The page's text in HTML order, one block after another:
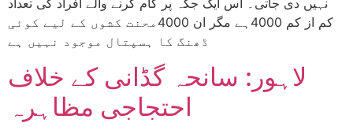
نہیں دی جاتی۔ اس ایک جگہ پر کام کرنے والے افراد کی تعداد
کم از کم 4000ہے مگر ان 4000محنت کشوں کے لیے کوئی
ڈھنگ کا ہسپتال موجود نہیں ہے
لاہور: سانحہ گڈانی کے خلاف
احتجاجی مظاہرہ